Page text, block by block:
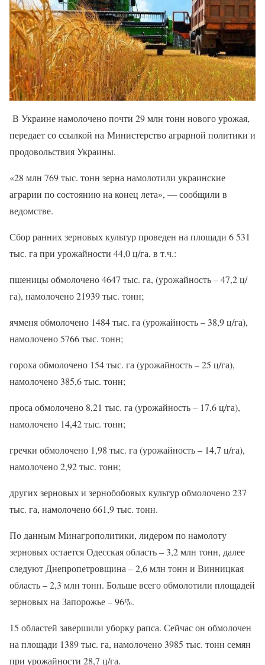
В Украине намолочено почти 29 млн тонн нового урожая,
передает со ссылкой на Министерство аграрной политики и
продовольствия Украины.
«28 млн 769 тыс. тонн зерна намолотили украинские
аграрии по состоянию на конец лета», — сообщили в
ведомстве.
Сбор ранних зерновых культур проведен на площади 6 531
тыс. га при урожайности 44,0 ц/га, в т.ч.:
пшеницы обмолочено 4647 тыс. га, (урожайность – 47,2 ц/
га), намолочено 21939 тыс. тонн;
ячменя обмолочено 1484 тыс. га (урожайность – 38,9 ц/га),
намолочено 5766 тыс. тонн;
гороха обмолочено 154 тыс. га (урожайность – 25 ц/га),
намолочено 385,6 тыс. тонн;
проса обмолочено 8,21 тыс. га (урожайность – 17,6 ц/га),
намолочено 14,42 тыс. тонн;
гречки обмолочено 1,98 тыс. га (урожайность – 14,7 ц/га),
намолочено 2,92 тыс. тонн;
других зерновых и зернобобовых культур обмолочено 237
тыс. га, намолочено 661,9 тыс. тонн.
По данным Минагрополитики, лидером по намолоту
зерновых остается Одесская область – 3,2 млн тонн, далее
следуют Днепропетровщина – 2,6 млн тонн и Винницкая
область – 2,3 млн тонн. Больше всего обмолотили площадей
зерновых на Запорожье – 96%.
15 областей завершили уборку рапса. Сейчас он обмолочен
на площади 1389 тыс. га, намолочено 3985 тыс. тонн семян
при урожайности 28,7 ц/га.